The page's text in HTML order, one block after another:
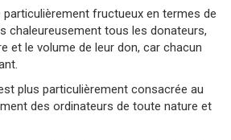
fructueux en termes de
chaleureusement tous les donateurs,
et le volume de leur don, car chacun
plus particulièrement consacrée au
des ordinateurs de toute nature et